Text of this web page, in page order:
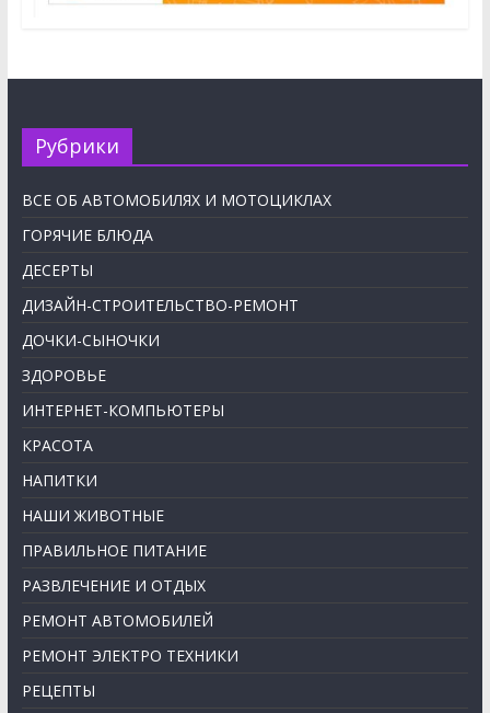
Рубрики
ВСЕ ОБ АВТОМОБИЛЯХ И МОТОЦИКЛАХ
ГОРЯЧИЕ БЛЮДА
ДЕСЕРТЫ
ДИЗАЙН-СТРОИТЕЛЬСТВО-РЕМОНТ
ДОЧКИ-СЫНОЧКИ
ЗДОРОВЬЕ
ИНТЕРНЕТ-КОМПЬЮТЕРЫ
КРАСОТА
НАПИТКИ
НАШИ ЖИВОТНЫЕ
ПРАВИЛЬНОЕ ПИТАНИЕ
РАЗВЛЕЧЕНИЕ И ОТДЫХ
РЕМОНТ АВТОМОБИЛЕЙ
РЕМОНТ ЭЛЕКТРО ТЕХНИКИ
РЕЦЕПТЫ